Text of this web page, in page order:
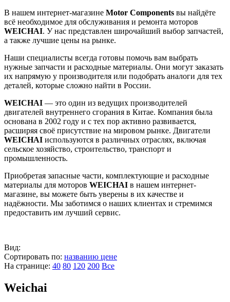
В нашем интернет-магазине Motor Components вы найдёте
всё необходимое для обслуживания и ремонта моторов
WEICHAI. У нас представлен широчайший выбор запчастей,
а также лучшие цены на рынке.
Наши специалисты всегда готовы помочь вам выбрать
нужные запчасти и расходные материалы. Они могут заказать
их напрямую у производителя или подобрать аналоги для тех
деталей, которые сложно найти в России.
WEICHAI — это один из ведущих производителей
двигателей внутреннего сгорания в Китае. Компания была
основана в 2002 году и с тех пор активно развивается,
расширяя своё присутствие на мировом рынке. Двигатели
WEICHAI используются в различных отраслях, включая
сельское хозяйство, строительство, транспорт и
промышленность.
Приобретая запасные части, комплектующие и расходные
материалы для моторов WEICHAI в нашем интернет-
магазине, вы можете быть уверены в их качестве и
надёжности. Мы заботимся о наших клиентах и стремимся
предоставить им лучший сервис.
Вид:
Сортировать по: названию цене
На странице: 40 80 120 200 Все
Weichai